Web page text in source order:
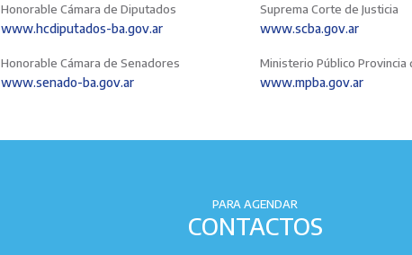
Honorable Cámara de Diputados
www.hcdiputados-ba.gov.ar
Honorable Cámara de Senadores
www.senado-ba.gov.ar
Suprema Corte de Justicia
www.scba.gov.ar
Ministerio Público Provincia
www.mpba.gov.ar
PARA AGENDAR
CONTACTOS